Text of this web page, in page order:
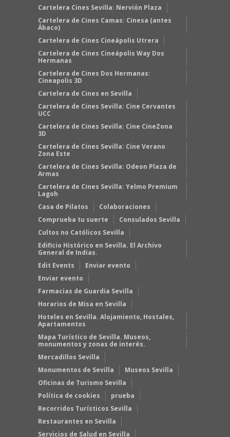
Cartelera Cines Sevilla: Nervión Plaza
Cartelera de Cines Camas: Cinesa (antes
Ábaco)
Cartelera de Cines Cineápolis Utrera
Cartelera de Cines Cineápolis Way Dos
Hermanas
Cartelera de Cines Dos Hermanas:
Cineapolis 3D
Cartelera de Cines en Sevilla
Cartelera de Cines Sevilla: Cine Cervantes
UCC
Cartelera de Cines Sevilla: Cine CineZona
3D
Cartelera de Cines Sevilla: Cine Verano
Zona Este
Cartelera de Cines Sevilla: Odeon Plaza de
Armas
Cartelera de Cines Sevilla: Yelmo Premium
Lagoh
Casa de Pilatos
Colaboraciones
Comprueba tu suerte
Consulados Sevilla
Cultos no Católicos Sevilla
Edificio Histórico en Sevilla. El Archivo
General de Indias.
Edit Events
Enviar evento
Enviar evento
Farmacias de Guardia Sevilla
Horarios de Misa en Sevilla
Hoteles en Sevilla. Alojamiento, Hostales,
Apartamentos
Mapa Turístico de Sevilla. Museos,
monumentos y zonas de interés.
Mercadillos Sevilla
Monumentos de Sevilla
Museos Sevilla
Oficinas de Turismo Sevilla
Política de cookies
prueba
Recorridos Turísticos Sevilla
Restaurantes en Sevilla
Servicios de Salud en Sevilla